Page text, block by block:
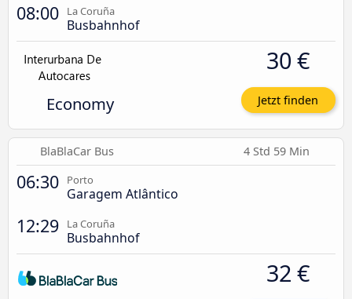
08:00 La Coruña
Busbahnhof
Economy
30 €
Jetzt finden
BlaBlaCar Bus 4 Std 59 Min
06:30 Porto
Garagem Atlântico
12:29 La Coruña
Busbahnhof
32 €